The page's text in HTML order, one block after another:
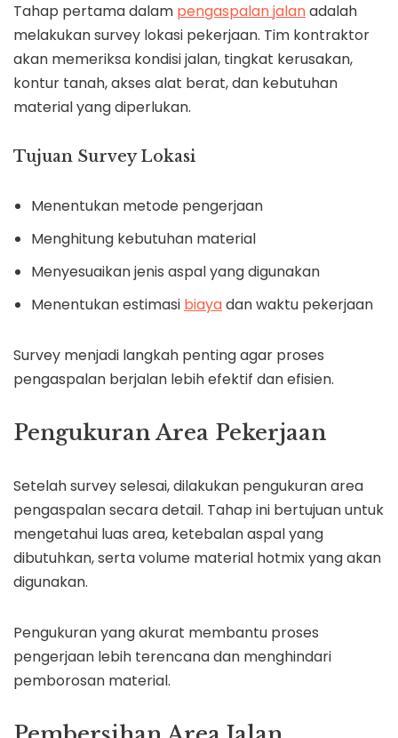
Tahap pertama dalam pengaspalan jalanadalah
melakukan survey lokasi pekerjaan. Tim kontraktor
akan memeriksa kondisi jalan, tingkat kerusakan,
kontur tanah, akses alat berat, dan kebutuhan
material yang diperlukan.
Tujuan Survey Lokasi
Menentukan metode pengerjaan
Menghitung kebutuhan material
Menyesuaikan jenis aspal yang digunakan
Menentukan estimasi biayadan waktu pekerjaan
Survey menjadi langkah penting agar proses
pengaspalan berjalan lebih efektif dan efisien.
Pengukuran Area Pekerjaan
Setelah survey selesai, dilakukan pengukuran area
pengaspalan secara detail. Tahap ini bertujuan untuk
mengetahui luas area, ketebalan aspal yang
dibutuhkan, serta volume material hotmix yang akan
digunakan.
Pengukuran yang akurat membantu proses
pengerjaan lebih terencana dan menghindari
pemborosan material.